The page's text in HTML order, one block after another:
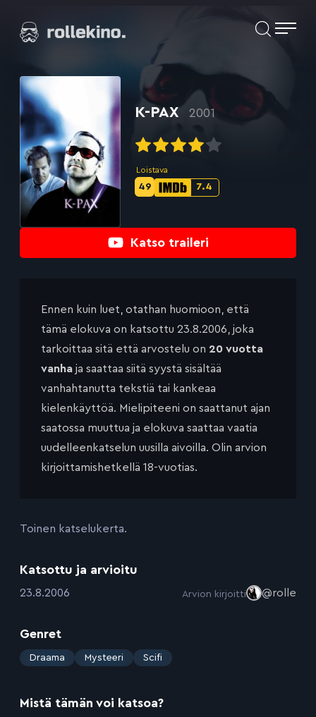
suoraan
Elokuvat ja elokuva-arviot | Rollekino.fi
jälkeen.
Katso traileri
K-PAX 2001
Loistava
IMDb-
7.4
Metascore-
49
Ennen kuin luet, otathan huomioon, että
tämä elokuva on katsottu 23.8.2006, joka
tarkoittaa sitä että arvostelu on 20 vuotta
vanha ja saattaa siitä syystä sisältää
vanhahtanutta tekstiä tai kankeaa
kielenkäyttöä. Mielipiteeni on saattanut ajan
saatossa muuttua ja elokuva saattaa vaatia
uudelleenkatselun uusilla aivoilla. Olin arvion
kirjoittamishetkellä 18-vuotias.
Toinen katselukerta.
Katsottu ja arvioitu
:23.8.2006 Arvion kirjoitti @rolle
Genret
: Draama Mysteeri Scifi
Mistä tämän voi katsoa?